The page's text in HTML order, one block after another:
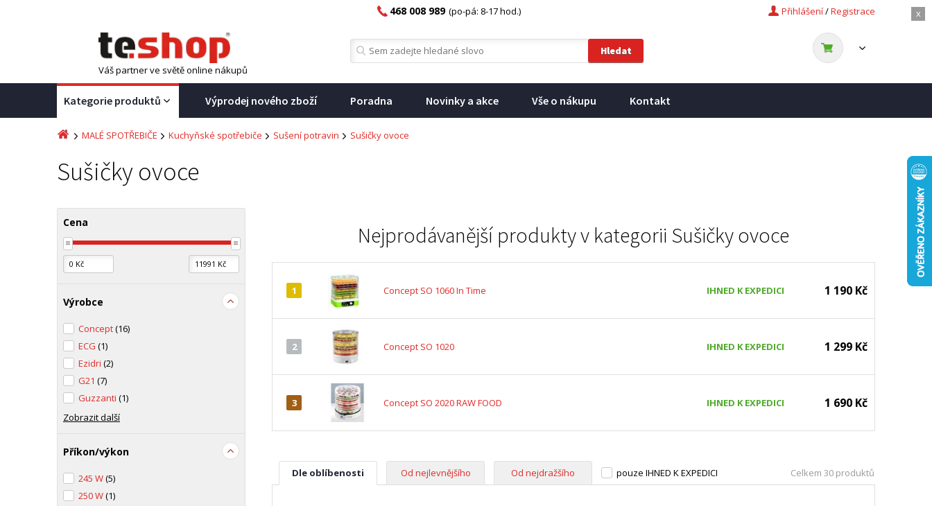
x
Registrace
/
Přihlášení
468 008 989 (po-pá: 8-17 hod.)
Váš partner ve světě online nákupů
Kategorie produktů Výprodej nového zboží Poradna Novinky a akce Vše o nákupu Kontakt
MALÉ SPOTŘEBIČE Kuchyňské spotřebiče Sušení potravin Sušičky ovoce
Sušičky ovoce
Nejprodávanější produkty v kategorii Sušičky ovoce
1 Concept SO 1060 In Time IHNED K EXPEDICI 1 190 Kč
2 Concept SO 1020 IHNED K EXPEDICI 1 299 Kč
3 Concept SO 2020 RAW FOOD IHNED K EXPEDICI 1 690 Kč
Dle oblíbenosti Od nejlevnějšího Od nejdražšího pouze IHNED K EXPEDICI Celkem 30 produktů
Cena
Výrobce
Concept(16)
ECG (1)
Ezidri (2)
G21 (7)
Guzzanti (1)
Zobrazit další
Příkon/výkon
245 W(5)
250 W(1)